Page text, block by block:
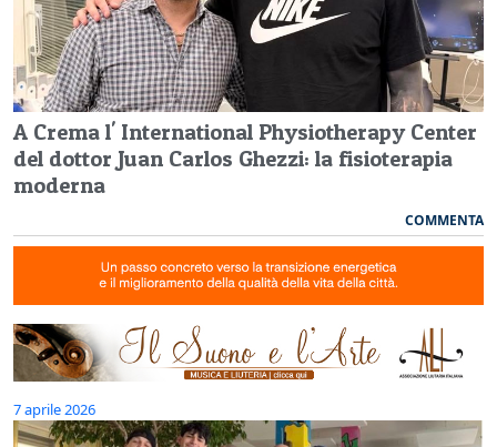
A Crema l' International Physiotherapy Center
del dottor Juan Carlos Ghezzi: la fisioterapia
moderna
COMMENTA
7 aprile 2026